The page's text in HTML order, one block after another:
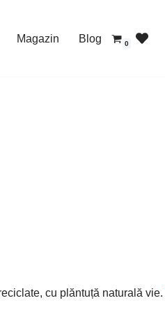
Magazin Blog 0
cu plăntuță naturală vie.